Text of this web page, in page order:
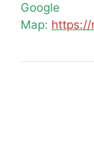
Google
Map: https://